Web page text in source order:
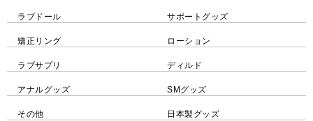
ラブドール サポートグッズ
矯正リング ローション
ラブサプリ ディルド
アナルグッズ SMグッズ
その他 日本製グッズ